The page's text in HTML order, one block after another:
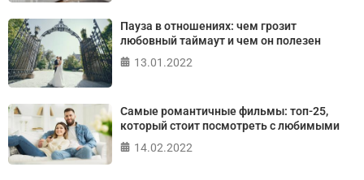
Пауза в отношениях: чем грозит
любовный таймаут и чем он полезен
13.01.2022
Самые романтичные фильмы: топ-25,
который стоит посмотреть с любимыми
14.02.2022